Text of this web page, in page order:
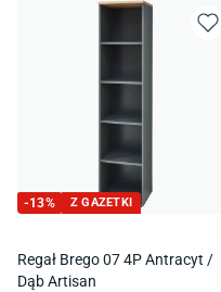
-13% Z GAZETKI
Regał Brego 07 4P Antracyt /
Dąb Artisan